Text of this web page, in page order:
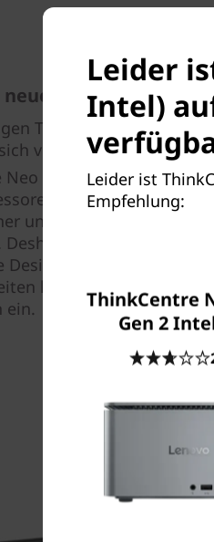
neue Maßstäbe –
Termindruck
verlassen können. Wie
Neo 30a All-in-One-PC.
eine integrierte
und eine Auswahl an
Deshalb sind intensive
Designs mit hoher
kein Problem.
ein.
Leider
Intel)
Leider ist
Empfehlung:
ThinkCentre
Gen 2